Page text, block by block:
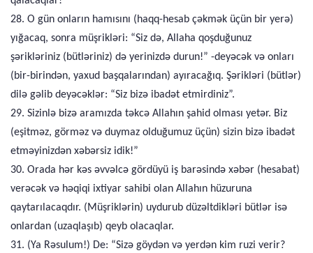
28. O gün onların hamısını (haqq-hesab çəkmək üçün bir yerə)
yığacaq, sonra müşrikləri: “Siz də, Allaha qoşduğunuz
şərikləriniz (bütləriniz) də yerinizdə durun!” -deyəcək və onları
(bir-birindən, yaxud başqalarından) ayıracağıq. Şərikləri (bütlər)
dilə gəlib deyəcəklər: “Siz bizə ibadət etmirdiniz”.
29. Sizinlə bizə aramızda təkcə Allahın şahid olması yetər. Biz
(eşitməz, görməz və duymaz olduğumuz üçün) sizin bizə ibadət
etməyinizdən xəbərsiz idik!”
30. Orada hər kəs əvvəlcə gördüyü iş barəsində xəbər (hesabat)
verəcək və həqiqi ixtiyar sahibi olan Allahın hüzuruna
qaytarılacaqdır. (Müşriklərin) uydurub düzəltdikləri bütlər isə
onlardan (uzaqlaşıb) qeyb olacaqlar.
31. (Ya Rəsulum!) De: “Sizə göydən və yerdən kim ruzi verir?